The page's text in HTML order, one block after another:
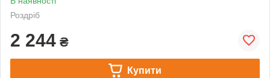
Роздріб
2 244 ₴
Купити